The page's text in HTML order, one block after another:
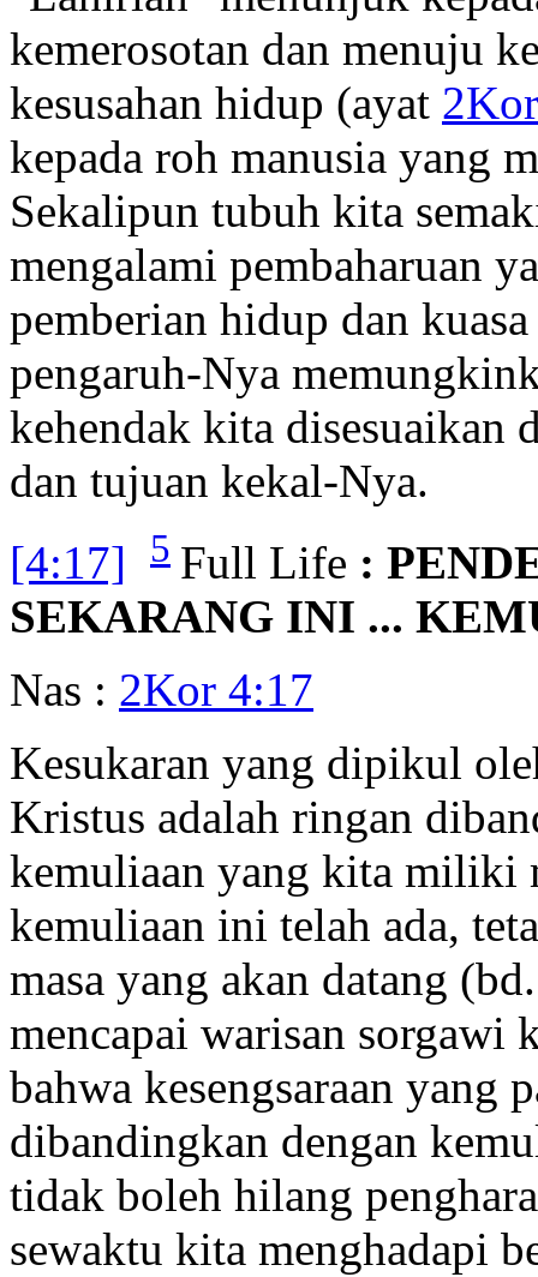
kemerosotan dan menuju
kesusahan hidup (ayat
kepada roh manusia yang
Sekalipun tubuh kita
mengalami pembaharuan
pemberian hidup dan
pengaruh-Nya
kehendak kita disesuaikan
dan tujuan kekal-Nya.
[4:17]
5 Full Life :
SEKARANG INI ...
Nas : 2Kor 4:17
Kesukaran yang dipikul
Kristus adalah ringan
kemuliaan yang kita miliki
kemuliaan ini telah ada,
masa yang akan datang
mencapai warisan sorgawi
bahwa kesengsaraan yang
dibandingkan dengan
tidak boleh hilang
sewaktu kita menghadapi